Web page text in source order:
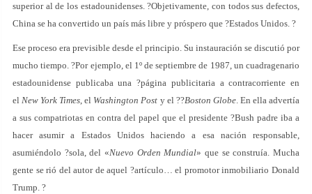
superior al de los estadounidenses. ?Objetivamente, con todos sus defectos,
China se ha convertido un país más libre y próspero que ?Estados Unidos. ?
Ese proceso era previsible desde el principio. Su instauración se discutió por
mucho tiempo. ?Por ejemplo, el 1º de septiembre de 1987, un cuadragenario
estadounidense publicaba una ?página publicitaria a contracorriente en
elNew York Times, el Washington Post y el ??Boston Globe. En ella advertía
a sus compatriotas en contra del papel que el presidente ?Bush padre iba a
hacer asumir a Estados Unidos haciendo a esa nación responsable,
asumiéndolo ?sola, del «Nuevo Orden Mundial» que se construía. Mucha
gente se rió del autor de aquel ?artículo… el promotor inmobiliario Donald
Trump. ?